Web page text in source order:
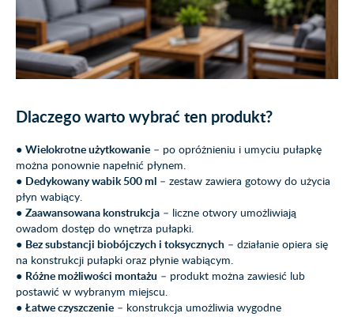
Dlaczego warto wybrać ten produkt?
● Wielokrotne użytkowanie – po opróżnieniu i umyciu pułapkę
można ponownie napełnić płynem.
● Dedykowany wabik 500 ml – zestaw zawiera gotowy do użycia
płyn wabiący.
● Zaawansowana konstrukcja – liczne otwory umożliwiają
owadom dostęp do wnętrza pułapki.
● Bez substancji biobójczych i toksycznych – działanie opiera się
na konstrukcji pułapki oraz płynie wabiącym.
● Różne możliwości montażu – produkt można zawiesić lub
postawić w wybranym miejscu.
● Łatwe czyszczenie – konstrukcja umożliwia wygodne